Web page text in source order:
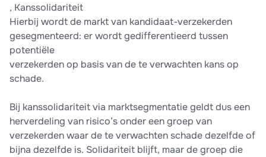
, Kanssolidariteit
Hierbij wordt de markt van kandidaat-verzekerden
gesegmenteerd: er wordt gedifferentieerd tussen
potentiële
verzekerden op basis van de te verwachten kans op
schade.
Bij kanssolidariteit via marktsegmentatie geldt dus een
herverdeling van risico’s onder een groep van
verzekerden waar de te verwachten schade dezelfde of
bijna dezelfde is. Solidariteit blijft, maar de groep die